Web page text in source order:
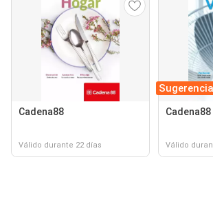
Cadena88
Válido durante 22 días
Sugerencia
Cadena88
Válido